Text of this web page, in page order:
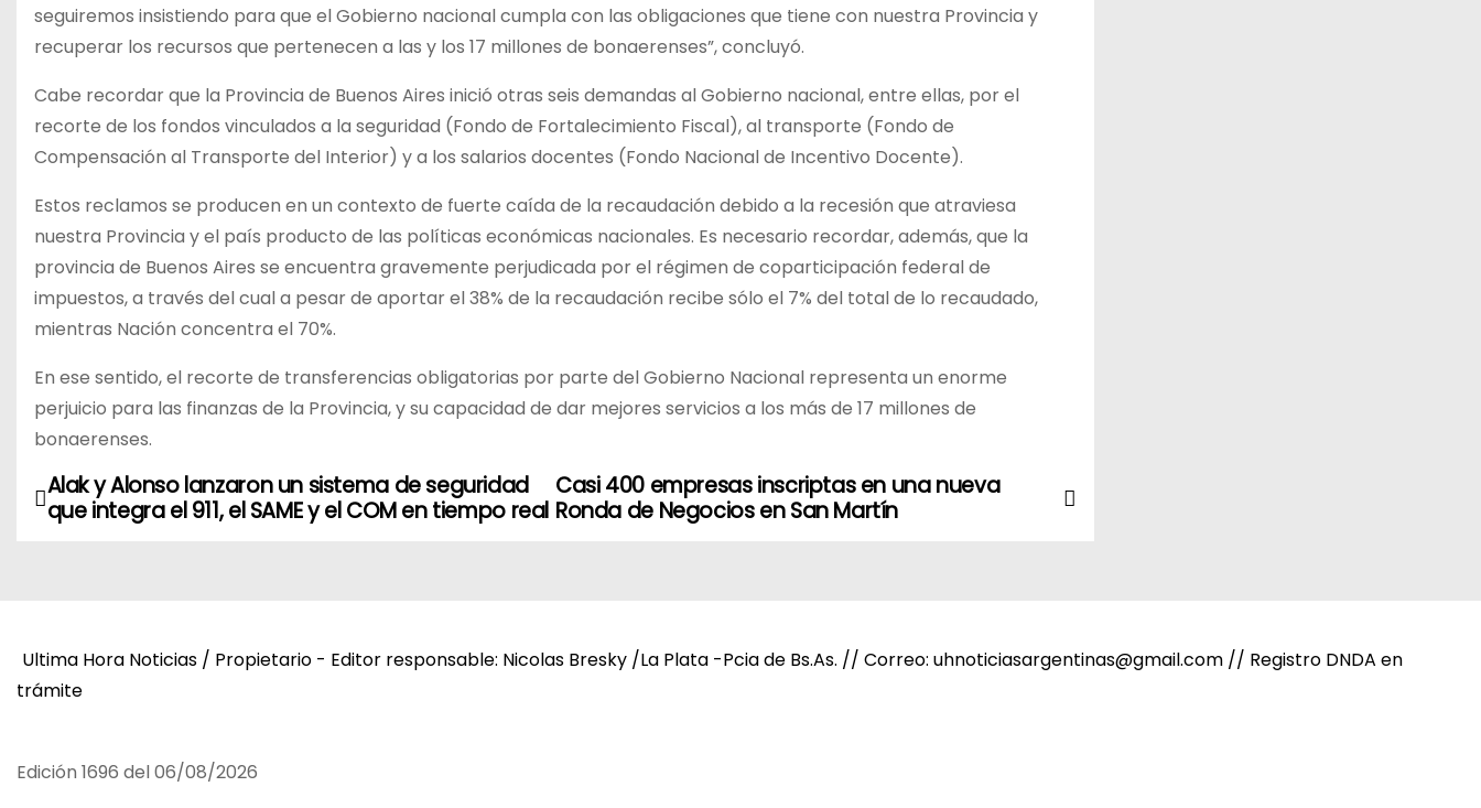
seguiremos insistiendo para que el Gobierno nacional cumpla con las obligaciones que tiene con nuestra Provincia y
recuperar los recursos que pertenecen a las y los 17 millones de bonaerenses”, concluyó.
Cabe recordar que la Provincia de Buenos Aires inició otras seis demandas al Gobierno nacional, entre ellas, por el
recorte de los fondos vinculados a la seguridad (Fondo de Fortalecimiento Fiscal), al transporte (Fondo de
Compensación al Transporte del Interior) y a los salarios docentes (Fondo Nacional de Incentivo Docente).
Estos reclamos se producen en un contexto de fuerte caída de la recaudación debido a la recesión que atraviesa
nuestra Provincia y el país producto de las políticas económicas nacionales. Es necesario recordar, además, que la
provincia de Buenos Aires se encuentra gravemente perjudicada por el régimen de coparticipación federal de
impuestos, a través del cual a pesar de aportar el 38% de la recaudación recibe sólo el 7% del total de lo recaudado,
mientras Nación concentra el 70%.
En ese sentido, el recorte de transferencias obligatorias por parte del Gobierno Nacional representa un enorme
perjuicio para las finanzas de la Provincia, y su capacidad de dar mejores servicios a los más de 17 millones de
bonaerenses.
N
g
c
Casi 400 empresas inscriptas en una nueva
Ronda de Negocios en San Martín
Alak y Alonso lanzaron un sistema de seguridad
que integra el 911, el SAME y el COM en tiempo real
Ultima Hora Noticias / Propietario - Editor responsable: Nicolas Bresky /La Plata -Pcia de Bs.As. // Correo: uhnoticiasargentinas@gmail.com // Registro DNDA en
trámite
Edición 1696 del 06/08/2026